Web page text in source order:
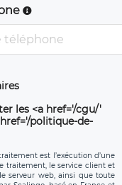
les <a href='/cgu/'
politique-de-
est l’exécution d’une
traitement, le service client et
serveur web, ainsi que toute